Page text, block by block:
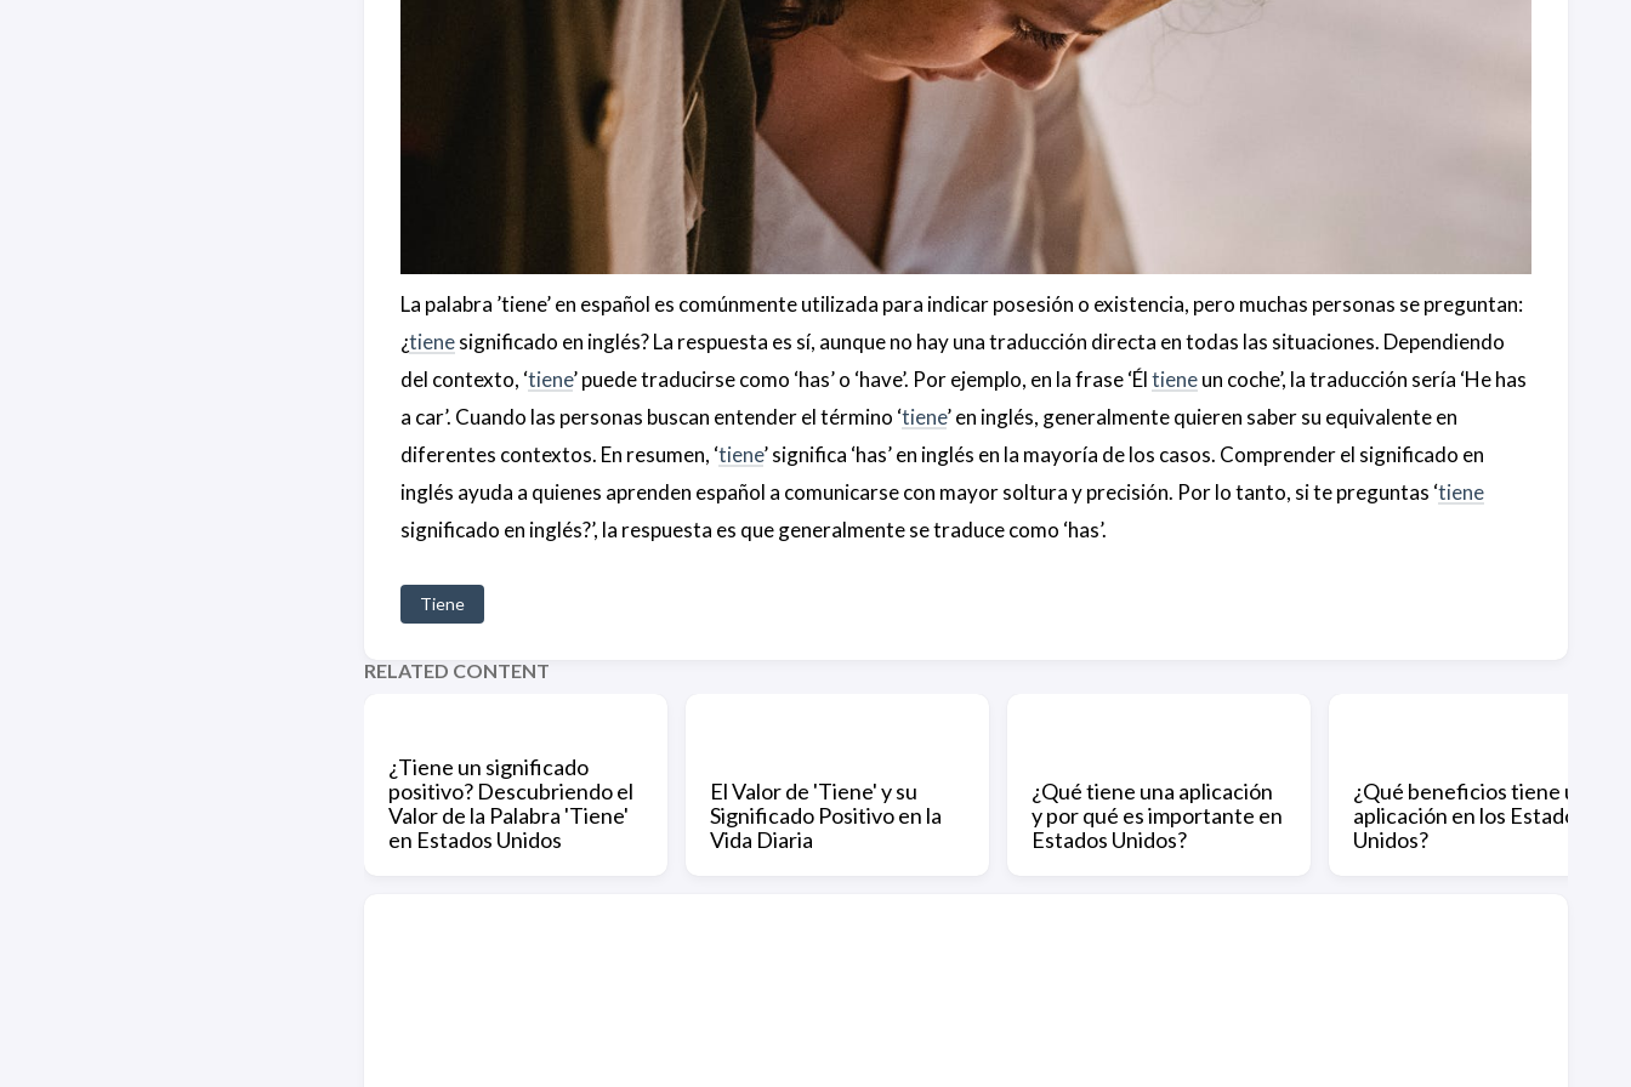
La palabra ’tiene’ en español es comúnmente utilizada para indicar posesión o existencia, pero muchas personas se preguntan:
¿tienesignificado en inglés? La respuesta es sí, aunque no hay una traducción directa en todas las situaciones. Dependiendo
del contexto, ‘tiene’ puede traducirse como ‘has’ o ‘have’. Por ejemplo, en la frase ‘Éltieneun coche’, la traducción sería ‘He has
a car’. Cuando las personas buscan entender el término ‘tiene’ en inglés, generalmente quieren saber su equivalente en
diferentes contextos. En resumen, ‘tiene’ significa ‘has’ en inglés en la mayoría de los casos. Comprender el significado en
inglés ayuda a quienes aprenden español a comunicarse con mayor soltura y precisión. Por lo tanto, si te preguntas ‘tiene
significado en inglés?’, la respuesta es que generalmente se traduce como ‘has’.
Tiene
RELATED CONTENT
¿Tiene un significado
positivo? Descubriendo el
Valor de la Palabra 'Tiene'
en Estados Unidos
El Valor de 'Tiene' y su
Significado Positivo en la
Vida Diaria
¿Qué tiene una aplicación
y por qué es importante en
Estados Unidos?
¿Qué beneficios tiene una
aplicación en los Estados
Unidos?